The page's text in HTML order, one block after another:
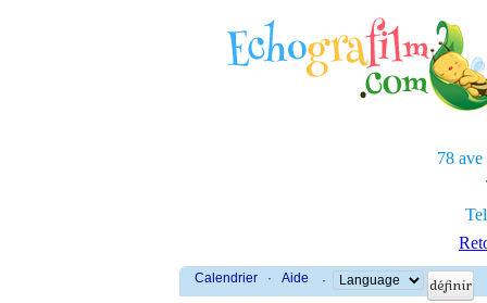
78 ave
Calendrier · Aide ·